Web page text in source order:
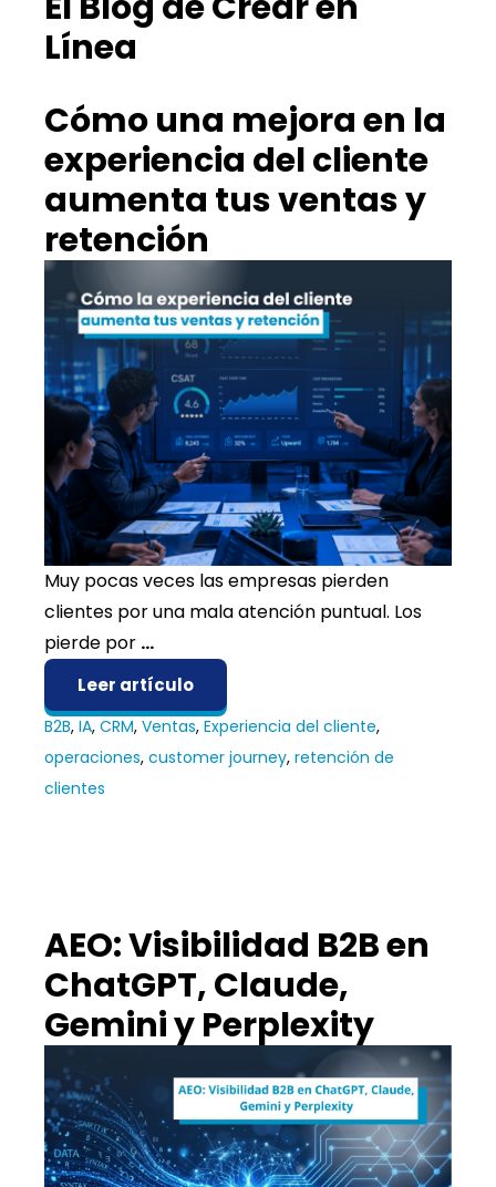
Línea
Cómo una mejora en la
experiencia del cliente
aumenta tus ventas y
retención
Muy pocas veces las empresas pierden
clientes por una mala atención puntual. Los
pierde por ...
Leer artículo
B2B, IA, CRM, Ventas, Experiencia del cliente,
operaciones, customer journey, retención de
clientes
AEO: Visibilidad B2B en
ChatGPT, Claude,
Gemini y Perplexity